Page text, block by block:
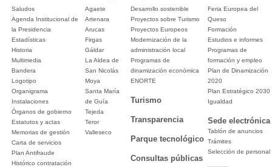
Saludos
Agenda Institucional de
la Presidencia
Estadísticas
Historia
Multimedia
Bandera
Logotipo
Organigrama
Instalaciones
Órganos de gobierno
Estatutos y actas
Memorias de gestión
Carta de servicios
Plan Antifraude
Histórico contratación
Agaete
Artenara
Arucas
Firgas
Gáldar
La Aldea de
San Nicolás
Moya
Santa María
de Guía
Tejeda
Teror
Valleseco
Desarrollo sostenible
Proyectos sobre Turismo
Proyectos Europeos
Modernización de la
administración local
Programas de
dinamización económica
ENORTE
Turismo
Transparencia
Parque tecnológico
Consultas públicas
Feria Europea del
Queso
Formación
Estudios e informes
Programas de
formación y empleo
Plan de Dinamización
2020
Plan Estratégico 2030
Igualdad
Sede electrónica
Tablón de anuncios
Trámites
Selección de personal